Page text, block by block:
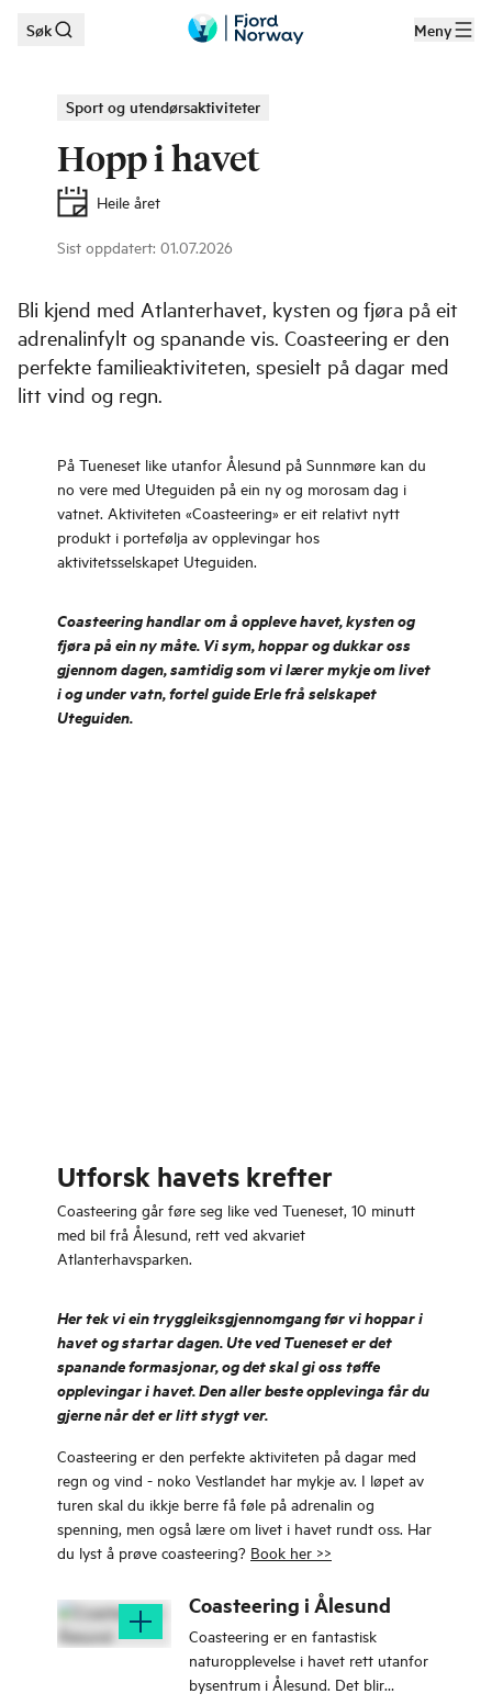
Hopp til hovedinnhold
Søk Meny
Sport og utendørsaktiviteter
Hopp i havet
Heile året
Sist oppdatert: 01.07.2026
Bli kjend med Atlanterhavet, kysten og fjøra på eit
adrenalinfylt og spanande vis. Coasteering er den
perfekte familieaktiviteten, spesielt på dagar med
litt vind og regn.
På Tueneset like utanfor Ålesund på Sunnmøre kan du
no vere med Uteguiden på ein ny og morosam dag i
vatnet. Aktiviteten «Coasteering» er eit relativt nytt
produkt i portefølja av opplevingar hos
aktivitetsselskapet Uteguiden.
Coasteering handlar om å oppleve havet, kysten og
fjøra på ein ny måte. Vi sym, hoppar og dukkar oss
gjennom dagen, samtidig som vi lærer mykje om livet
i og under vatn, fortel guide Erle frå selskapet
Uteguiden.
Utforsk havets krefter
Coasteering går føre seg like ved Tueneset, 10 minutt
med bil frå Ålesund, rett ved akvariet
Atlanterhavsparken.
Her tek vi ein tryggleiksgjennomgang før vi hoppar i
havet og startar dagen. Ute ved Tueneset er det
spanande formasjonar, og det skal gi oss tøffe
opplevingar i havet. Den aller beste opplevinga får du
gjerne når det er litt stygt ver.
Coasteering er den perfekte aktiviteten på dagar med
regn og vind - noko Vestlandet har mykje av. I løpet av
turen skal du ikkje berre få føle på adrenalin og
spenning, men også lære om livet i havet rundt oss. Har
du lyst å prøve coasteering? Book her >>
Coasteering i Ålesund
Coasteering er en fantastisk
naturopplevelse i havet rett utanfor
bysentrum i Ålesund. Det blir